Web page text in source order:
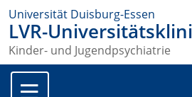
Universität Duisburg-Essen
LVR-
Kinder- und Jugendpsychiatrie